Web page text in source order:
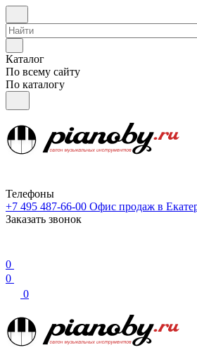
Каталог
По всему сайту
По каталогу
Телефоны
+7 495 487-66-00 Офис продаж в
Заказать звонок
0
0
0